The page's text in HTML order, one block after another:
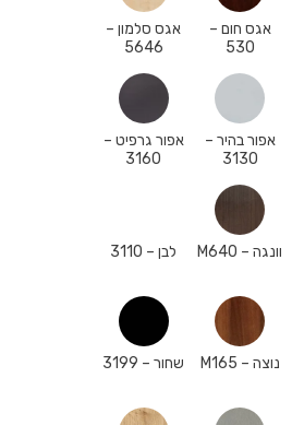
אגס חום –
530
אגס סלמון –
5646
אפור בהיר –
3130
אפור גרפיט –
3160
וונגה – M640 לבן – 3110
נוצה – M165 שחור – 3199